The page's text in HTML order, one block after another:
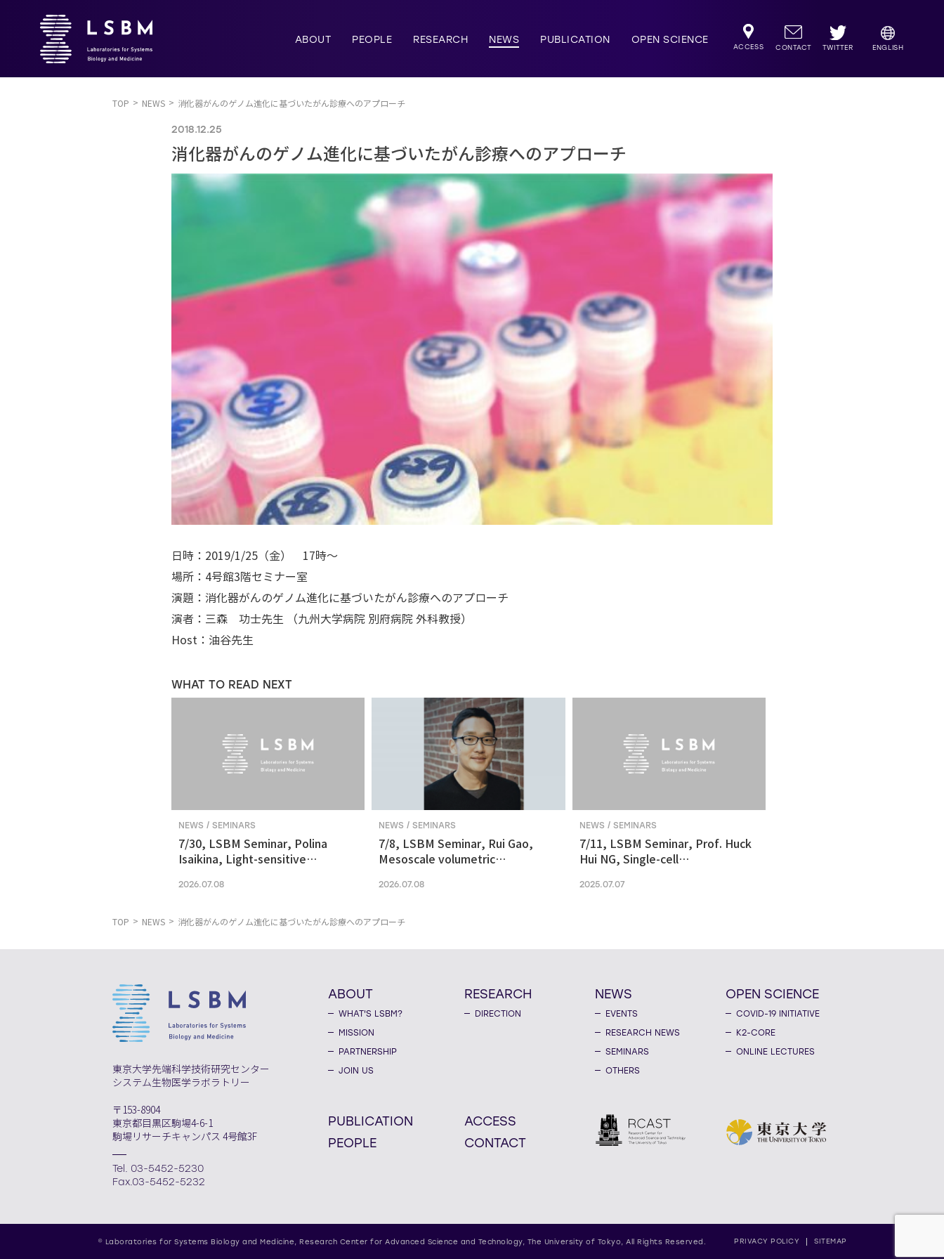
ABOUT PEOPLE RESEARCH NEWS PUBLICATION OPEN SCIENCE
ACCESS CONTACT TWITTER ENGLISH
TOP NEWS 消化器がんのゲノム進化に基づいたがん診療へのアプローチ
2018.12.25
消化器がんのゲノム進化に基づいたがん診療へのアプローチ
日時：2019/1/25（金） 17時～
場所：4号館3階セミナー室
演題：消化器がんのゲノム進化に基づいたがん診療へのアプローチ
演者：三森 功士先生 （九州大学病院 別府病院 外科教授）
Host：油谷先生
WHAT TO READ NEXT
NEWS / SEMINARS
7/30, LSBM Seminar, Polina
Isaikina, Light-sensitive
Optogenetics
2026.07.08
NEWS / SEMINARS
7/8, LSBM Seminar, Rui Gao,
Mesoscale volumetric
nanoscale resolution via
2026.07.08
NEWS / SEMINARS
7/11, LSBM Seminar, Prof. Huck
Hui NG, Single-cell
molecular vulnerability in human
2025.07.07
TOP NEWS 消化器がんのゲノム進化に基づいたがん診療へのアプローチ
東京大学先端科学技術研究センター
システム生物医学ラボラトリー
〒153-8904
東京都目黒区駒場4-6-1
駒場リサーチキャンパス 4号館3F
Tel. 03-5452-5230
Fax.03-5452-5232
ABOUT
WHAT'S LSBM?
MISSION
PARTNERSHIP
JOIN US
RESEARCH
DIRECTION
NEWS
EVENTS
RESEARCH NEWS
SEMINARS
OTHERS
OPEN SCIENCE
COVID-19 INITIATIVE
K2-CORE
ONLINE LECTURES
PUBLICATION
PEOPLE
ACCESS
CONTACT
PRIVACY POLICY SITEMAP
© Laboratories for Systems Biology and Medicine, Research Center for Advanced Science and Technology, The University of Tokyo, All Rights Reserved.